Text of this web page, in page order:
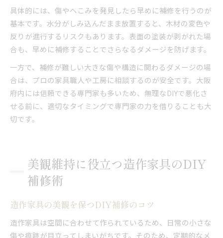
具体的には、傷やへこみを発見したら早めに補修を行うのが
基本です。水分がしみ込んだまま放置すると、木材の変色や
反りが進行するリスクもあります。表面の塗装が剥がれた場
合も、早めに補修することでさらなるダメージを防げます。
一方で、補修が難しい大きな傷や構造に関わるダメージの場
合は、プロの家具職人や工房に相談するのが安全です。大阪
府内には信頼できる専門家も多いため、無理なDIYで悪化さ
せる前に、適切なタイミングで専門家の力を借りることも大
切です。
美観維持に役立つ造作家具のDIY
補修術
造作家具の美観を保つDIY補修のコツ
造作家具は空間に合わせて作られているため、日常の小さな
傷や痕跡が目立ってしまいがちです。そのため、定期的なメ